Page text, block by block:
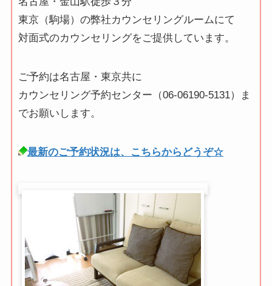
東京（駒場）の弊社カウンセリングルームにて
対面式のカウンセリングをご提供しています。
ご予約は名古屋・東京共に
カウンセリング予約センター（06-06190-5131）ま
でお願いします。
最新のご予約状況は、こちらからどうぞ☆